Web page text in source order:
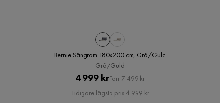
Bernie Sängram 180x200 cm, Grå/Guld
Grå/Guld
Pris
4 999 krOriginal
Pris
Förr 7 499 kr
Tidigare lägsta pris 4 999 kr